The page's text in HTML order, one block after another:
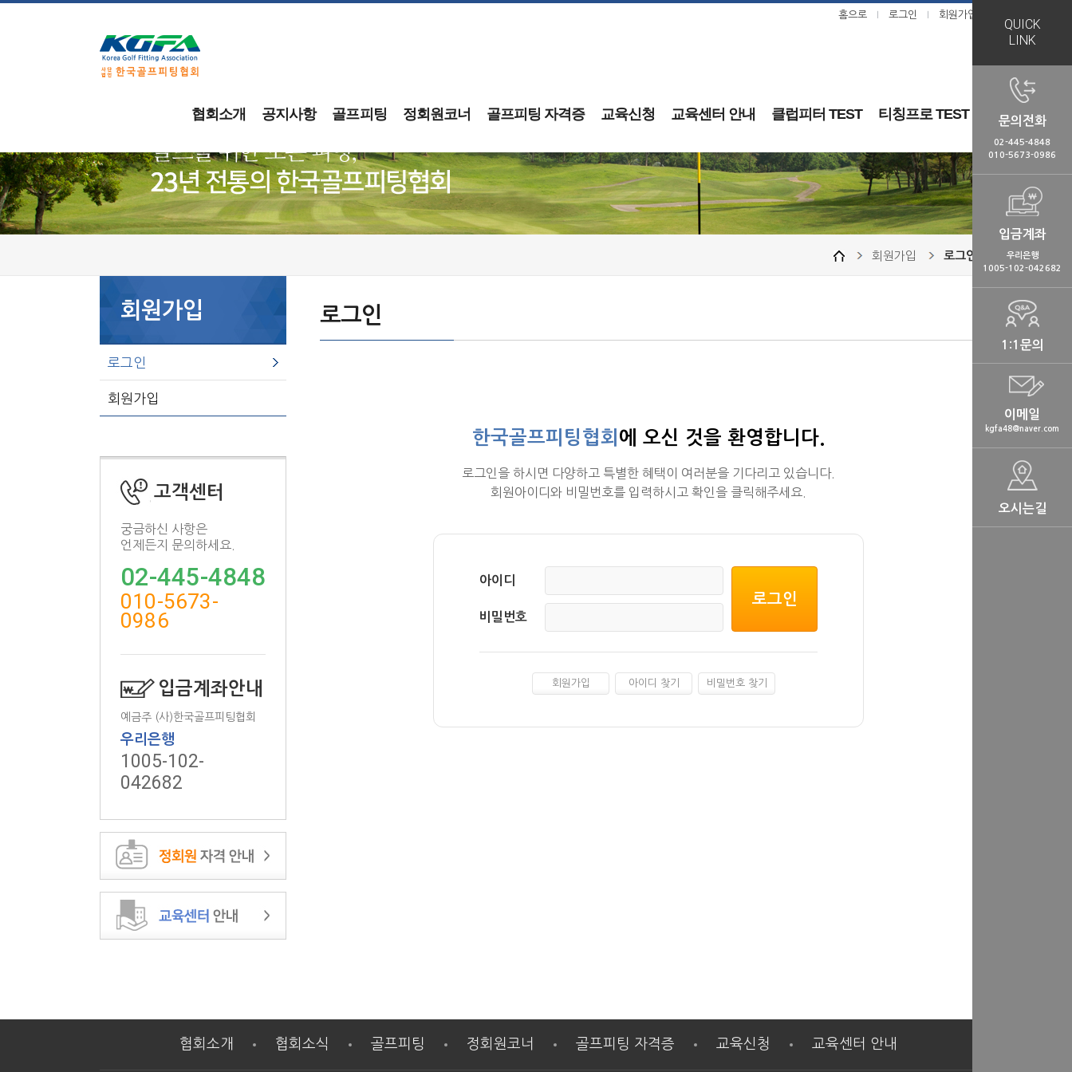
QUICK
LINK
문의전화
02-445-4848
010-5673-0986
입금계좌
우리은행
1005-102-042682
1:1문의
이메일
kgfa48@naver.com
오시는길
홈으로 로그인 회원가입
협회소개 공지사항 골프피팅 정회원코너 골프피팅 자격증 교육신청 교육센터 안내 클럽피터 TEST 티칭프로 TEST
회원가입 로그인
회원가입
로그인
회원가입
고객센터
궁금하신 사항은
언제든지 문의하세요.
02-445-4848
010-5673-
0986
입금계좌안내
예금주 (사)한국골프피팅협회
우리은행
1005-102-
042682
로그인
한국골프피팅협회 에 오신 것을 환영합니다.
로그인을 하시면 다양하고 특별한 혜택이 여러분을 기다리고 있습니다.
회원아이디와 비밀번호를 입력하시고 확인을 클릭해주세요.
아이디
비밀번호
회원가입 아이디 찾기 비밀번호 찾기
협회소개 협회소식 골프피팅 정회원코너 골프피팅 자격증 교육신청 교육센터 안내